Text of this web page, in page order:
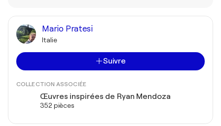
Mario Pratesi
Italie
Suivre
COLLECTION ASSOCIÉE
Œuvres inspirées de Ryan Mendoza
352 pièces